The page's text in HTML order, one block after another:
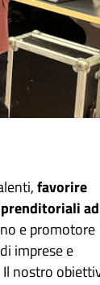
favorire
ad
e promotore
imprese e
nostro